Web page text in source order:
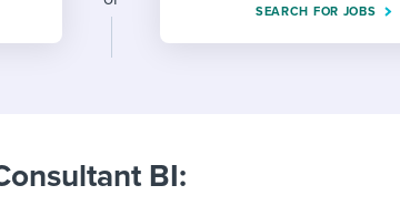
SEARCH FOR JOBS
BI: